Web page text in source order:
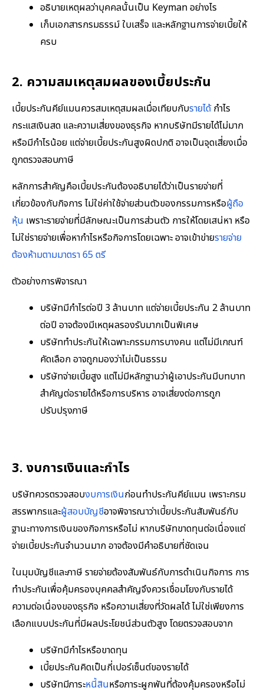
อธิบายเหตุผลว่าบุคคลนั้นเป็น Keyman อย่างไร
เก็บเอกสารกรมธรรม์ ใบเสร็จ และหลักฐานการจ่ายเบี้ยให้
ครบ
2. ความสมเหตุสมผลของเบี้ยประกัน
เบี้ยประกันคีย์แมนควรสมเหตุสมผลเมื่อเทียบกับรายได้กำไร
กระแสเงินสด และความเสี่ยงของธุรกิจ หากบริษัทมีรายได้ไม่มาก
หรือมีกำไรน้อย แต่จ่ายเบี้ยประกันสูงผิดปกติ อาจเป็นจุดเสี่ยงเมื่อ
ถูกตรวจสอบภาษี
หลักการสำคัญคือเบี้ยประกันต้องอธิบายได้ว่าเป็นรายจ่ายที่
เกี่ยวข้องกับกิจการ ไม่ใช่ค่าใช้จ่ายส่วนตัวของกรรมการหรือผู้ถือ
หุ้น เพราะรายจ่ายที่มีลักษณะเป็นการส่วนตัว การให้โดยเสน่หา หรือ
ไม่ใช่รายจ่ายเพื่อหากำไรหรือกิจการโดยเฉพาะ อาจเข้าข่ายรายจ่าย
ต้องห้ามตามมาตรา 65 ตรี
ตัวอย่างการพิจารณา
บริษัทมีกำไรต่อปี 3 ล้านบาท แต่จ่ายเบี้ยประกัน 2 ล้านบาท
ต่อปี อาจต้องมีเหตุผลรองรับมากเป็นพิเศษ
บริษัททำประกันให้เฉพาะกรรมการบางคน แต่ไม่มีเกณฑ์
คัดเลือก อาจถูกมองว่าไม่เป็นธรรม
บริษัทจ่ายเบี้ยสูง แต่ไม่มีหลักฐานว่าผู้เอาประกันมีบทบาท
สำคัญต่อรายได้หรือการบริหาร อาจเสี่ยงต่อการถูก
ปรับปรุงภาษี
3. งบการเงินและกำไร
บริษัทควรตรวจสอบงบการเงินก่อนทำประกันคีย์แมน เพราะกรม
สรรพากรและผู้สอบบัญชีอาจพิจารณาว่าเบี้ยประกันสัมพันธ์กับ
ฐานะทางการเงินของกิจการหรือไม่ หากบริษัทขาดทุนต่อเนื่องแต่
จ่ายเบี้ยประกันจำนวนมาก อาจต้องมีคำอธิบายที่ชัดเจน
ในมุมบัญชีและภาษี รายจ่ายต้องสัมพันธ์กับการดำเนินกิจการ การ
ทำประกันเพื่อคุ้มครองบุคคลสำคัญจึงควรเชื่อมโยงกับรายได้
ความต่อเนื่องของธุรกิจ หรือความเสี่ยงที่วัดผลได้ ไม่ใช่เพียงการ
เลือกแบบประกันที่มีผลประโยชน์ส่วนตัวสูง โดยตรวจสอบจาก
บริษัทมีกำไรหรือขาดทุน
เบี้ยประกันคิดเป็นกี่เปอร์เซ็นต์ของรายได้
บริษัทมีภาระหนี้สินหรือภาระผูกพันที่ต้องคุ้มครองหรือไม่